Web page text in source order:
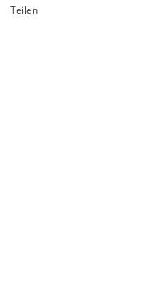
Teilen